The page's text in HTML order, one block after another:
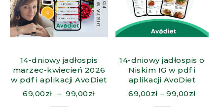
14-dniowy jadłospis
marzec-kwiecień 2026
w pdf i aplikacji AvoDiet
69,00zł – 99,00zł
14-dniowy jadłospis o
Niskim IG w pdf i
aplikacji AvoDiet
69,00zł–99,00zł